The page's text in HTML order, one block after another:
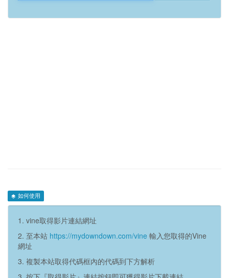
如何使用
1. vine取得影片連結網址
2. 至本站 https://mydowndown.com/vine 輸入您取得的Vine
網址
3. 複製本站取得代碼框內的代碼到下方解析